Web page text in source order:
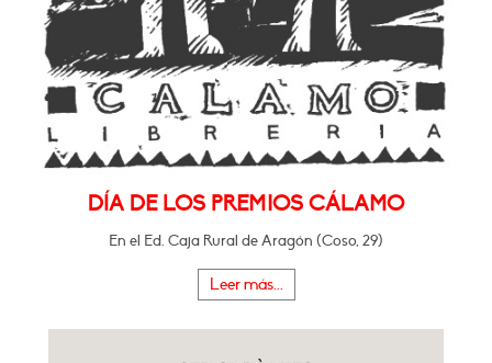
DÍA DE LOS PREMIOS CÁLAMO
En el Ed. Caja Rural de Aragón (Coso, 29)
Leer más...